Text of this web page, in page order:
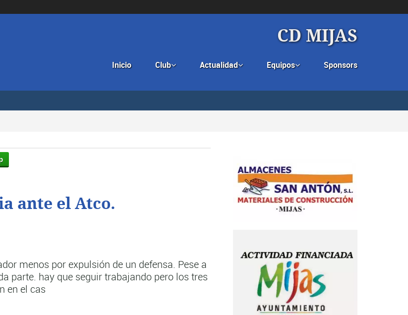
CD MIJAS
Inicio Club Actualidad Equipos Sponsors
ante el Atco.
menos por expulsión de un defensa. Pese a
parte. hay que seguir trabajando pero los tres
en el cas